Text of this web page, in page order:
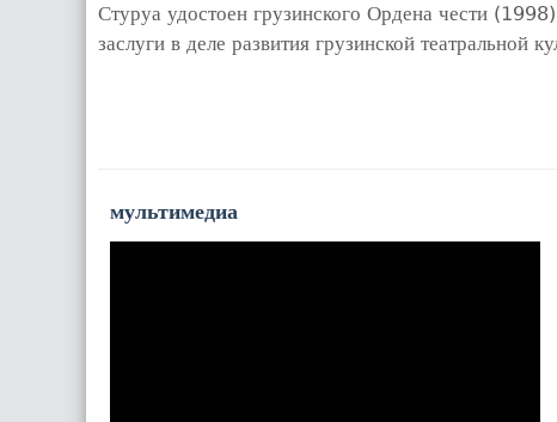
Стуруа удостоен грузинского Ордена чести
заслуги в деле развития грузинской театральной
мультимедиа